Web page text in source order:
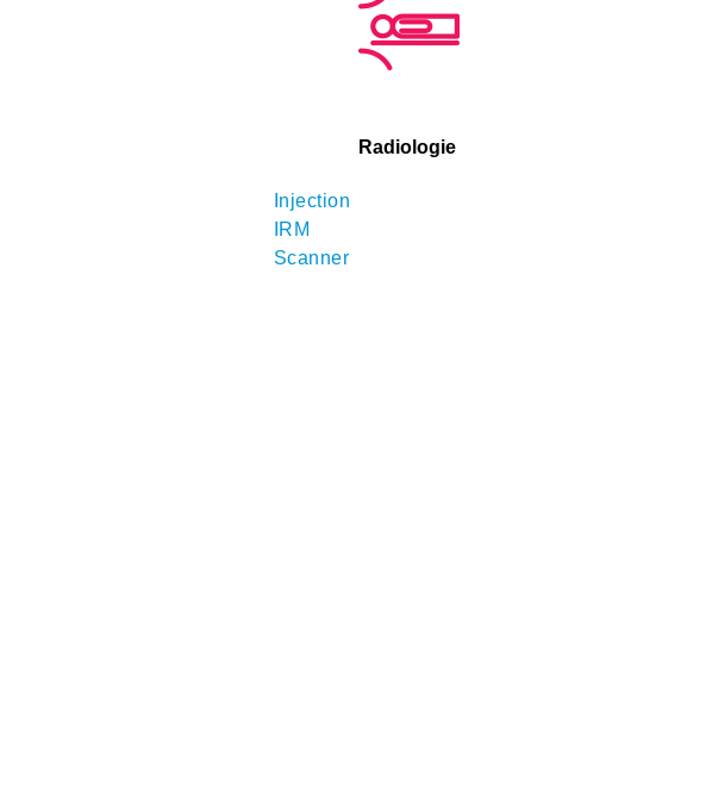
Radiologie
Injection
IRM
Scanner